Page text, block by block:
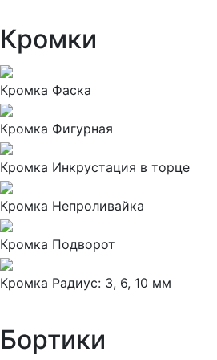
Кромки
Кромка Фаска
Кромка Фигурная
Кромка Инкрустация в торце
Кромка Непроливайка
Кромка Подворот
Кромка Радиус: 3, 6, 10 мм
Бортики